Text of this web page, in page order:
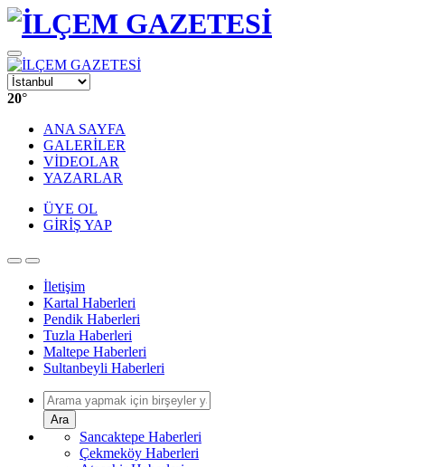
20°
ANA SAYFA
GALERİLER
VİDEOLAR
YAZARLAR
ÜYE OL
GİRİŞ YAP
İletişim
Kartal Haberleri
Pendik Haberleri
Tuzla Haberleri
Maltepe Haberleri
Sultanbeyli Haberleri
Ara
Sancaktepe Haberleri
Çekmeköy Haberleri